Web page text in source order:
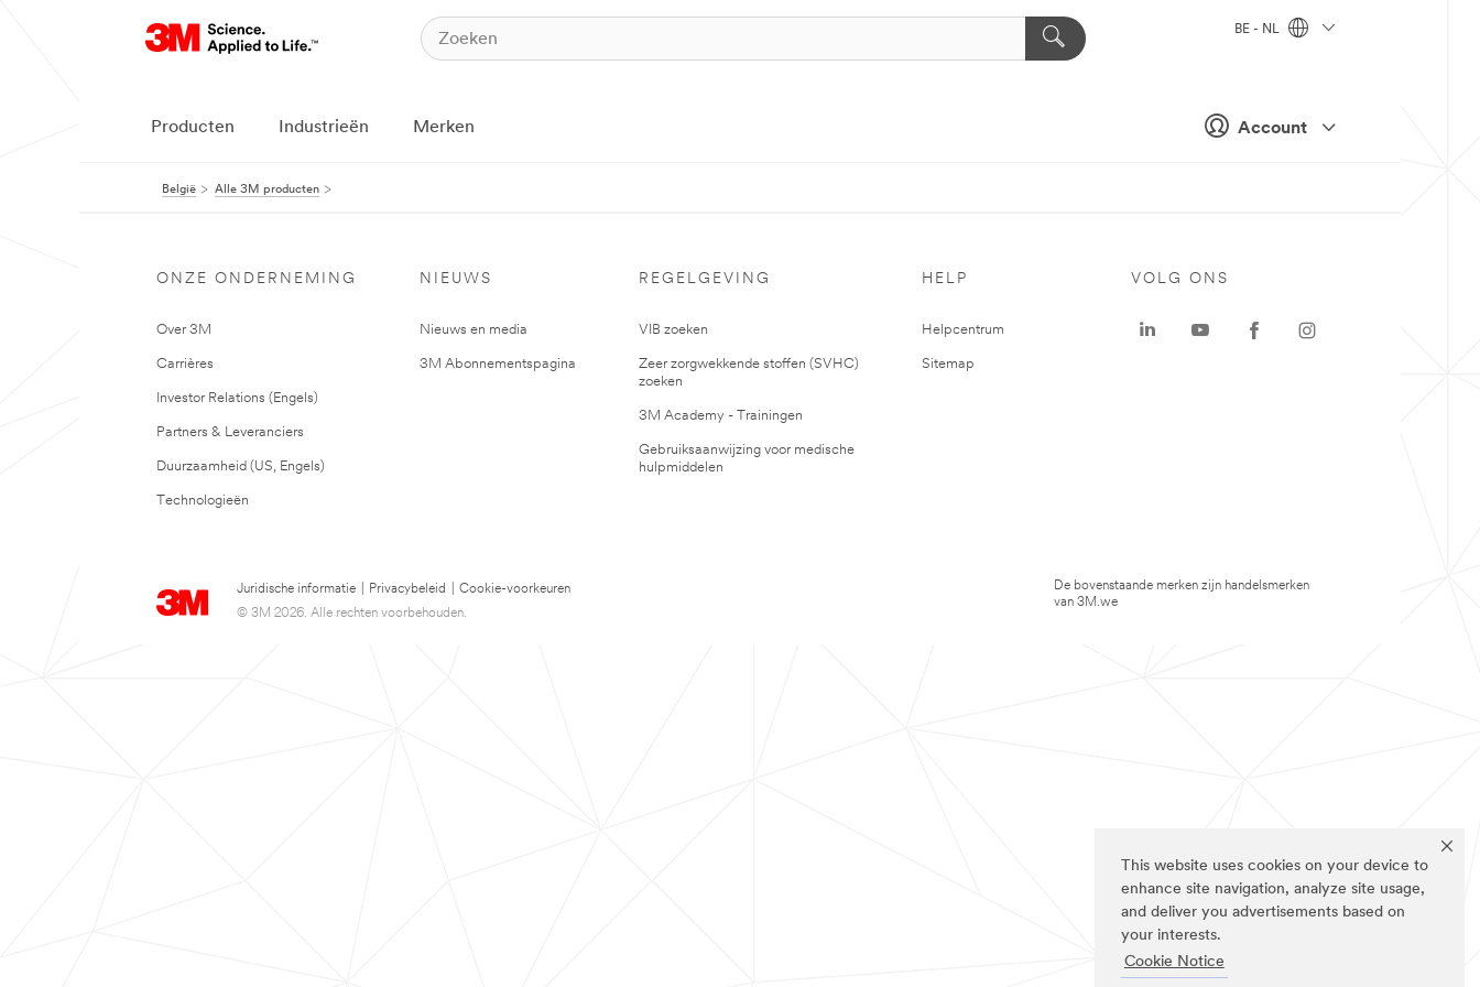
This website uses cookies on your device to
enhance site navigation, analyze site usage,
and deliver you advertisements based on
your interests.
Cookie Notice
Account
BE - NL
Producten Industrieën Merken
België Alle 3M producten
ONZE ONDERNEMING
Over 3M
Carrières
Investor Relations (Engels)
Partners & Leveranciers
Duurzaamheid (US, Engels)
Technologieën
NIEUWS
Nieuws en media
3M Abonnementspagina
REGELGEVING
VIB zoeken
Zeer zorgwekkende stoffen (SVHC)
zoeken
3M Academy - Trainingen
Gebruiksaanwijzing voor medische
hulpmiddelen
HELP
Helpcentrum
Sitemap
Juridische informatie Privacybeleid
Cookie-voorkeuren
© 3M 2026. Alle rechten voorbehouden.
VOLG ONS
De bovenstaande merken zijn handelsmerken
van 3M.we